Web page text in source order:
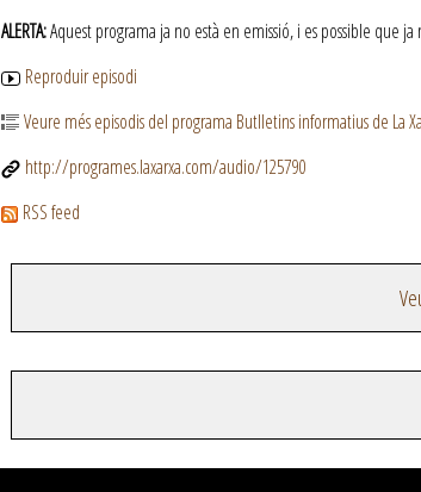
ALERTA:Aquest programa ja no està en emissió, i es possible que
Reproduir episodi
Veure més episodis del programa Butlletins informatius de La
http://programes.laxarxa.com/audio/125790
RSS feed